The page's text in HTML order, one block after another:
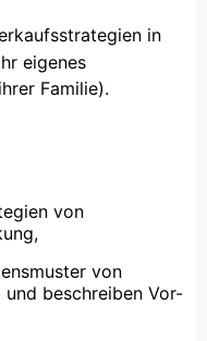
in
eigenes
Familie).
von
von
beschreiben Vor-